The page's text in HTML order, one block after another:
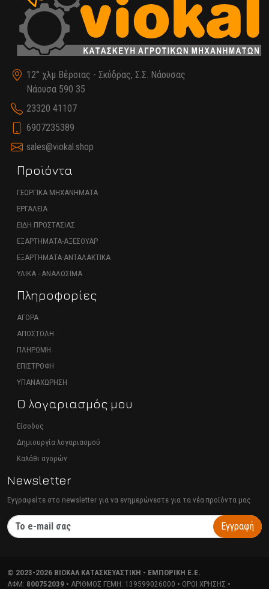
12° χλμ Βέροιας - Σκύδρας, Σ.Σ. Νάουσας
Νάουσα 590 35
23320 41107
6907235389
sales@viokal.shop
Προϊόντα
ΓΕΩΡΓΙΚΑ ΜΗΧΑΝΗΜΑΤΑ
ΕΡΓΑΛΕΙΑ
ΕΙΔΗ ΠΡΟΣΤΑΣΙΑΣ
ΕΞΑΡΤΗΜΑΤΑ-ΑΞΕΣΟΥΑΡ
ΕΞΑΡΤΗΜΑΤΑ-ΑΝΤΑΛΑΚΤΙΚΑ
ΥΛΙΚΑ - ΑΝΑΛΩΣΙΜΑ
Πληροφορίες
ΑΓΟΡΑ
ΑΠΟΣΤΟΛΗ
ΠΛΗΡΩΜΗ
ΕΠΙΣΤΡΟΦΗ
ΥΠΑΝΑΧΩΡΗΣΗ
Ο λογαριασμός μου
Είσοδος
Δημιουργία λογαριασμού
Καλάθι αγορών
Newsletter
Εγγραφείτε στο newsletter για να ενημερώνεστε για τα νέα προϊόντα μας
Εγγραφή
© 2023-2026 ΒΙΟΚΑΛ ΚΑΤΑΣΚΕΥΑΣΤΙΚΗ - ΕΜΠΟΡΙΚΗ Ε.Ε.
ΑΦΜ: 800752039 • ΑΡΙΘΜΌΣ ΓΕΜΗ: 139599026000 • ΌΡΟΙ ΧΡΉΣΗΣ •